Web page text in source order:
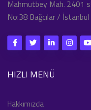
Mahmutbey Mah. 2401
No:38 Bağcılar / İstanbul
HIZLI MENÜ
Hakkımızda